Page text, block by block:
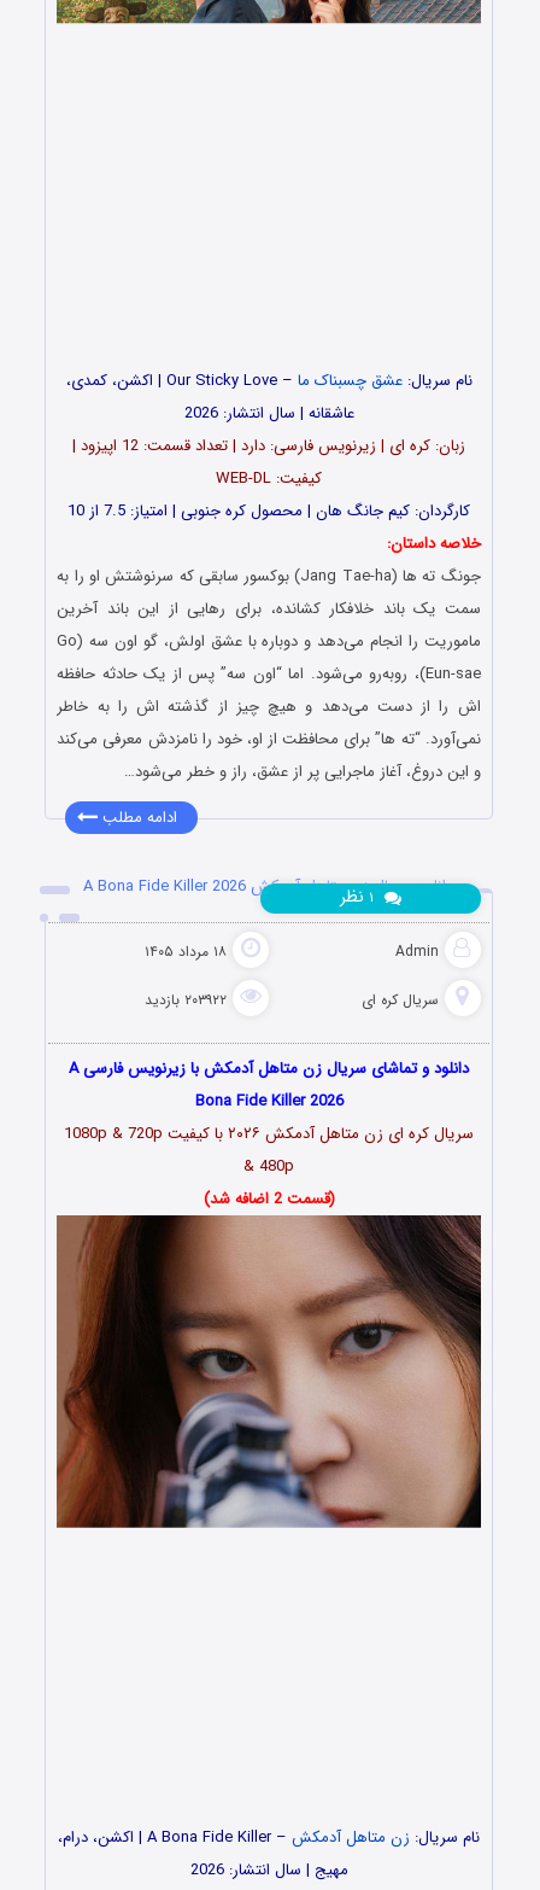
نام سریال:عشق چسبناک ما
– Our Sticky Love | اکشن، کمدی،
عاشقانه | سال انتشار: 2026
زبان: کره ای | زیرنویس فارسی: دارد | تعداد قسمت: 12 اپیزود |
کیفیت: WEB-DL
کارگردان: کیم جانگ هان | محصول کره جنوبی | امتیاز: 7.5 از 10
خلاصه داستان:
جونگ ته ها (Jang Tae-ha) بوکسور سابقی که سرنوشتش او را به
سمت یک باند خلافکار کشانده، برای رهایی از این باند آخرین
ماموریت را انجام می‌دهد و دوباره با عشق اولش، گو اون‌ سه (Go
Eun-sae)، روبه‌رو می‌شود. اما “اون‌ سه” پس از یک حادثه حافظه‌
اش را از دست می‌دهد و هیچ‌ چیز از گذشته‌ اش را به خاطر
نمی‌آورد. “ته ها” برای محافظت از او، خود را نامزدش معرفی می‌کند
و این دروغ، آغاز ماجرایی پر از عشق، راز و خطر می‌شود…
ادامه مطلب
دانلود سریال زن متاهل آدمکش A Bona Fide Killer 2026
Admin ۱۸ مرداد ۱۴۰۵
سریال کره ای ۲۰۳۹۲۲ بازدید
نظر
دانلود و تماشای سریال زن متاهل آدمکش با زیرنویس فارسی A
Bona Fide Killer 2026
سریال کره ای زن متاهل آدمکش ۲۰۲۶
با کیفیت 1080p & 720p
& 480p
(قسمت 2 اضافه شد)
نام سریال: زن متاهل آدمکش
– A Bona Fide Killer | اکشن، درام،
مهیج | سال انتشار: 2026